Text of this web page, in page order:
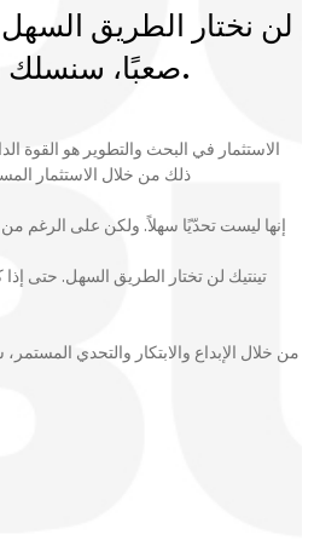
لن نختار الطريق السهل
صعبًا، سنسلك الطريق الضروري.
الاستثمار في البحث والتطوير هو القوة
ذلك من خلال الاستثمار
إنها ليست تحدّيًا سهلاً. ولكن على الرغم من
تينتيك لن تختار الطريق السهل. حتى
من خلال الإبداع والابتكار والتحدي